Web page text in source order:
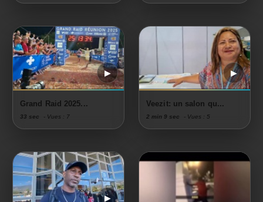
Grand Raid 2025...
33 sec - Vues : 7
Veezit: un salon qu...
2 min 9 sec - Vues : 5